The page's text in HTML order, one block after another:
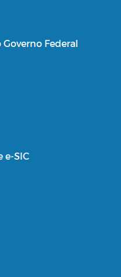
Federal
e-SIC